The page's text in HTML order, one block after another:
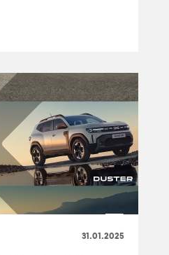
31.01.2025